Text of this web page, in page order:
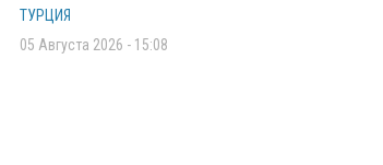
ТУРЦИЯ
05 Августа 2026 - 15:08